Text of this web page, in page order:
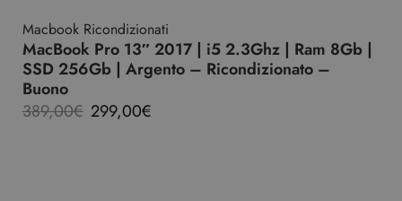
Macbook Ricondizionati
MacBook Pro 13″ 2017 | i5 2.3Ghz | Ram 8Gb |
SSD 256Gb | Argento – Ricondizionato –
Buono
389,00€ 299,00€